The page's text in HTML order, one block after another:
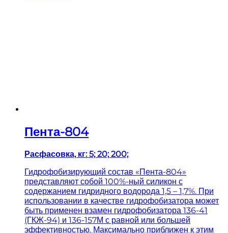
Пента-804
Расфасовка, кг: 5; 20; 200;
Гидрофобизирующий состав «Пента-804»
представляют собой 100%-ный силикон с
содержанием гидридного водорода 1,5 – 1,7%. При
использовании в качестве гидрофобизатора может
быть применен взамен гидрофобизатора 136-41
(ГКЖ-94) и 136-157М с равной или большей
эффективностью. Максимально приближен к этим